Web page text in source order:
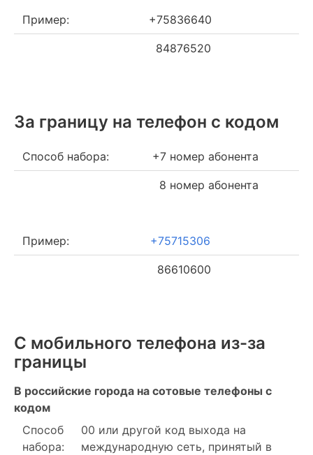
Пример: +75836640
84876520
За границу на телефон c кодом
Способ набора: +7 номер абонента
8 номер абонента
Пример: +75715306
86610600
С мобильного телефона из-за
границы
В российские города на сотовые телефоны с
кодом
Способ
набора:
00 или другой код выхода на
международную сеть, принятый в